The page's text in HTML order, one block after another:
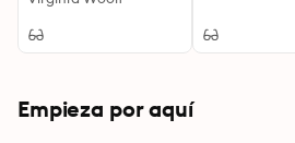
Empieza por aquí